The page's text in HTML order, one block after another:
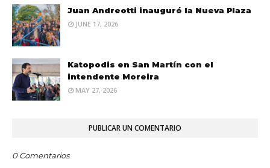
Juan Andreotti inauguró la Nueva Plaza
JUNE 17, 2026
Katopodis en San Martín con el
intendente Moreira
MAY 27, 2026
PUBLICAR UN COMENTARIO
0 Comentarios